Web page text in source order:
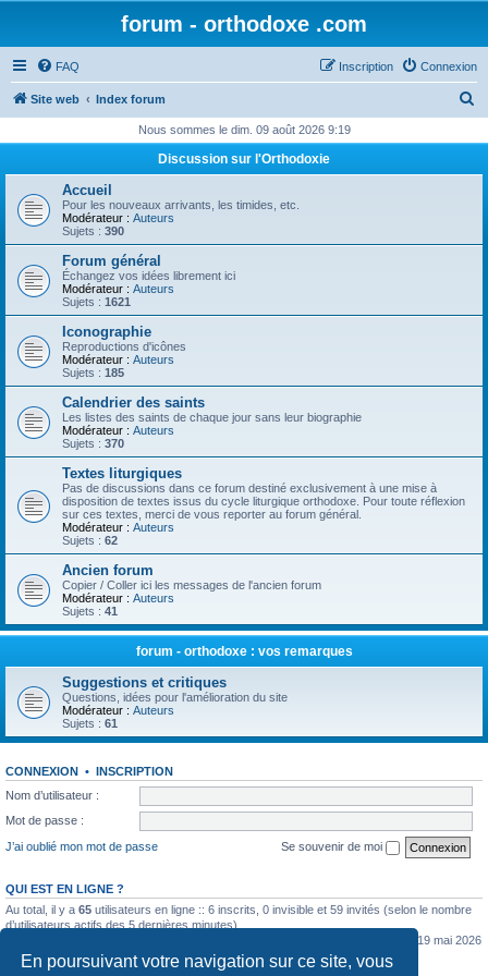
En poursuivant votre navigation sur ce site, vous
forum - orthodoxe .com
FAQ Connexion
Inscription
Site web Index forum
h
Nous sommes le dim. 09 août 2026 9:19
Discussion sur l'Orthodoxie
Accueil
Pour les nouveaux arrivants, les timides, etc.
Modérateur : Auteurs
Sujets : 390
Forum général
Échangez vos idées librement ici
Modérateur : Auteurs
Sujets : 1621
Iconographie
Reproductions d'icônes
Modérateur : Auteurs
Sujets : 185
Calendrier des saints
Les listes des saints de chaque jour sans leur biographie
Modérateur : Auteurs
Sujets : 370
Textes liturgiques
Pas de discussions dans ce forum destiné exclusivement à une mise à
disposition de textes issus du cycle liturgique orthodoxe. Pour toute réflexion
sur ces textes, merci de vous reporter au forum général.
Modérateur : Auteurs
Sujets : 62
Ancien forum
Copier / Coller ici les messages de l'ancien forum
Modérateur : Auteurs
Sujets : 41
forum - orthodoxe : vos remarques
Suggestions et critiques
Questions, idées pour l'amélioration du site
Modérateur : Auteurs
Sujets : 61
CONNEXION • INSCRIPTION
Nom d’utilisateur :
Mot de passe :
J’ai oublié mon mot de passe
Se souvenir de moi
QUI EST EN LIGNE ?
Au total, il y a 65 utilisateurs en ligne :: 6 inscrits, 0 invisible et 59 invités (selon le nombre
d’utilisateurs actifs des 5 dernières minutes)
le mar. 19 mai 2026
0:07